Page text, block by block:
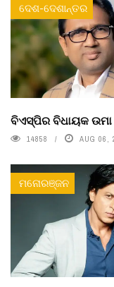
ଦେଶ-ଦେଶାନ୍ତର
ବିଏସ୍‌ପିର ବିଧାୟକ
14858 AUG 06,
ମନୋରଞ୍ଜନ